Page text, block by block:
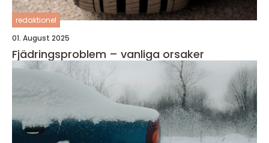
redaktionel
01. August 2025
Fjädringsproblem – vanliga orsaker